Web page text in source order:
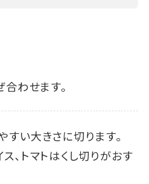
わせます。
い大きさに切ります。
、トマトはくし切りがおす